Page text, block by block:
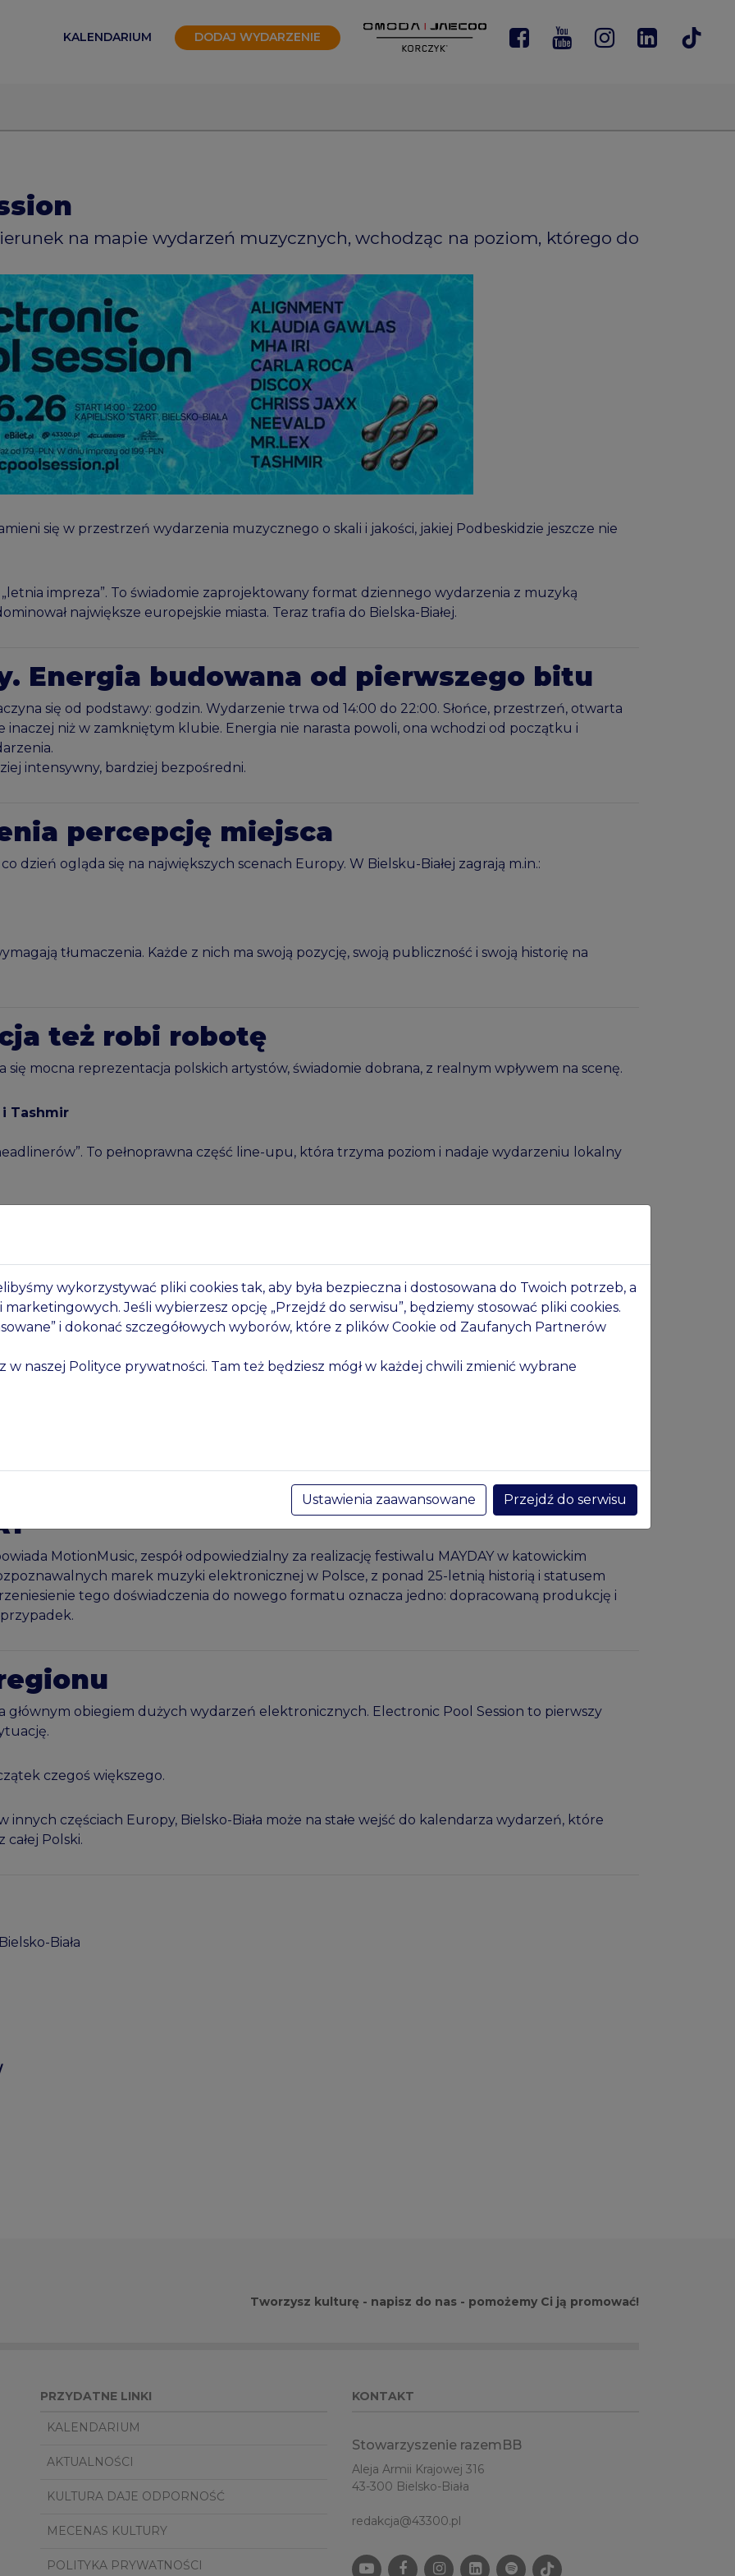
KALENDARIUM DODAJ WYDARZENIE
na mapie wydarzeń muzycznych, wchodząc na poziom, którego do
się w przestrzeń wydarzenia muzycznego o skali i jakości, jakiej Podbeskidzie jeszcze nie
impreza”. To świadomie zaprojektowany format dziennego wydarzenia z muzyką
największe europejskie miasta. Teraz trafia do Bielska-Białej.
Energia budowana od pierwszego bitu
się od podstawy: godzin. Wydarzenie trwa od 14:00 do 22:00. Słońce, przestrzeń, otwarta
inaczej niż w zamkniętym klubie. Energia nie narasta powoli, ona wchodzi od początku i
intensywny, bardziej bezpośredni.
percepcję miejsca
dzień ogląda się na największych scenach Europy. W Bielsku-Białej zagrają m.in.:
tłumaczenia. Każde z nich ma swoją pozycję, swoją publiczność i swoją historię na
też robi robotę
mocna reprezentacja polskich artystów, świadomie dobrana, z realnym wpływem na scenę.
i Tashmir
To pełnoprawna część line-upu, która trzyma poziom i nadaje wydarzeniu lokalny
scenach, które nie konkurują ze sobą, tylko się uzupełniają.
mocnego, surowego techno. Bez uproszczeń, bez kompromisów. To brzmienie, które
się selekcja, energia i konsekwencja.
sety, groove, rytm, który trzyma ciało w ruchu i pozwala złapać inny vibe wydarzenia.
MotionMusic, zespół odpowiedzialny za realizację festiwalu MAYDAY w katowickim
marek muzyki elektronicznej w Polsce, z ponad 25-letnią historią i statusem
tego doświadczenia do nowego formatu oznacza jedno: dopracowaną produkcję i
głównym obiegiem dużych wydarzeń elektronicznych. Electronic Pool Session to pierwszy
czegoś większego.
częściach Europy, Bielsko-Biała może na stałe wejść do kalendarza wydarzeń, które
Polski.
Biała
Tworzysz kulturę - napisz do nas - pomożemy Ci ją promować!
PRZYDATNE LINKI
KALENDARIUM
AKTUALNOŚCI
KULTURA DAJE ODPORNOŚĆ
MECENAS KULTURY
POLITYKA PRYWATNOŚCI
KONTAKT
Stowarzyszenie razemBB
Aleja Armii Krajowej 316
43-300 Bielsko-Biała
redakcja@43300.pl
wykorzystywać pliki cookies tak, aby była bezpieczna i dostosowana do Twoich potrzeb, a
Jeśli wybierzesz opcję „Przejdź do serwisu”, będziemy stosować pliki cookies.
i dokonać szczegółowych wyborów, które z plików Cookie od Zaufanych Partnerów
w naszej Polityce prywatności. Tam też będziesz mógł w każdej chwili zmienić wybrane
Ustawienia zaawansowane Przejdź do serwisu